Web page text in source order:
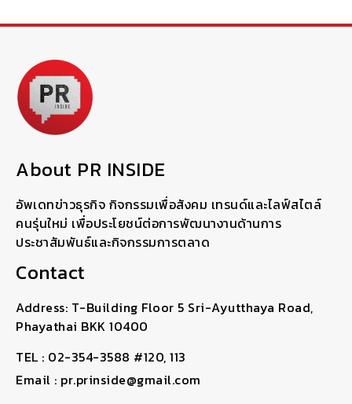
About PR INSIDE
อัพเดทข่าวธุรกิจ กิจกรรมเพื่อสังคม เทรนด์และไลฟ์สไตล์
คนรุ่นใหม่ เพื่อประโยชน์ต่อการพัฒนางานด้านการ
ประชาสัมพันธ์และกิจกรรมการตลาด
Contact
Address: T-Building Floor 5 Sri-Ayutthaya Road,
Phayathai BKK 10400
TEL : 02-354-3588 #120, 113
Email : pr.prinside@gmail.com